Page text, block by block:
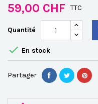
59,00 CHF TTC
Quantité
 En stock
Partager